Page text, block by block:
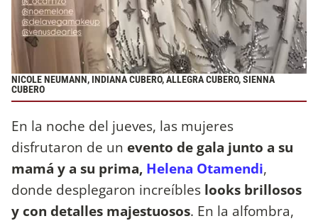
NICOLE NEUMANN, INDIANA CUBERO, ALLEGRA CUBERO, SIENNA
CUBERO
En la noche del jueves, las mujeres
disfrutaron de un evento de gala junto a su
mamá y a su prima, Helena Otamendi,
donde desplegaron increíbles looks brillosos
y con detalles majestuosos. En la alfombra,